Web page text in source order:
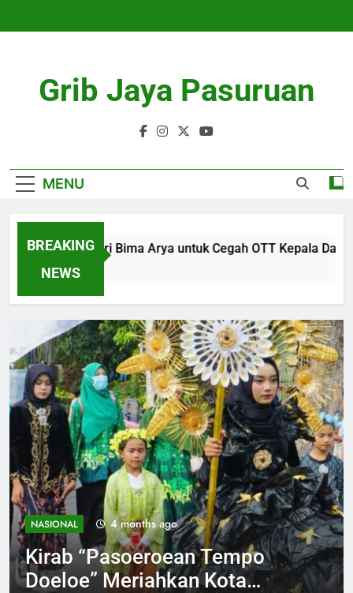
Grib Jaya Pasuruan
MENU
BREAKING
NEWS
Wamendagri Bima Arya untuk Cegah OTT Kepala Daerah
NASIONAL 4 months ago
Kirab “Pasoeroean Tempo
Doeloe” Meriahkan Kota